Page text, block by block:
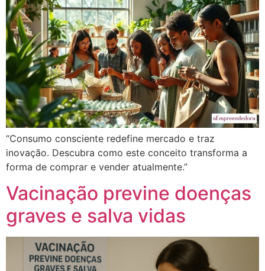
“Consumo consciente redefine mercado e traz
inovação. Descubra como este conceito transforma a
forma de comprar e vender atualmente.”
Vacinação previne doenças
graves e salva vidas